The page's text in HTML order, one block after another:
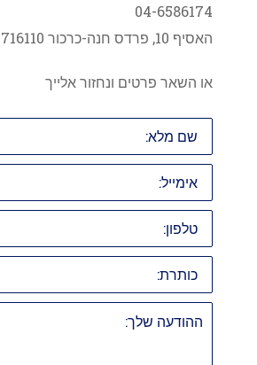
04-6586174
האסיף 10, פרדס חנה-כרכור 3716110
או השאר פרטים ונחזור אלייך
שם
מלא:
אימייל:
טלפון:
כותרת:
ההודעה
שלך: